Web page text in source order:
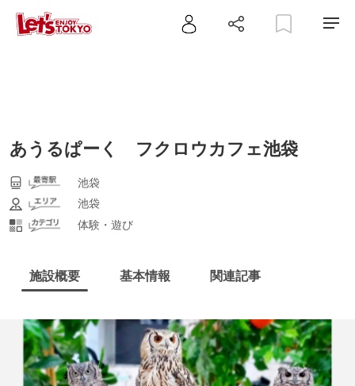
あうるぱーく フクロウカフェ池袋
池袋
池袋
体験・遊び
施設概要 基本情報 関連記事